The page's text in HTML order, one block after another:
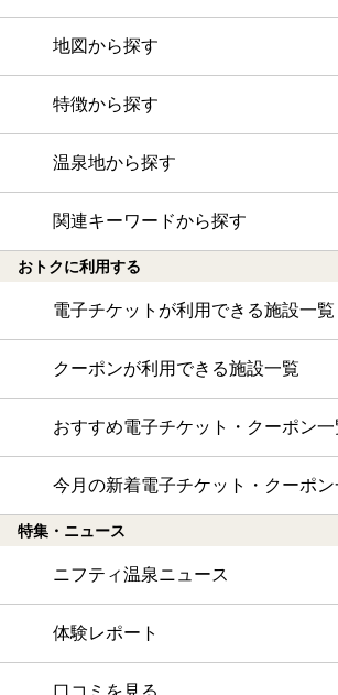
地図から探す
特徴から探す
温泉地から探す
関連キーワードから探す
おトクに利用する
電子チケットが利用できる施設一覧
クーポンが利用できる施設一覧
おすすめ電子チケット・クーポン一
今月の新着電子チケット・クーポン
特集・ニュース
ニフティ温泉ニュース
体験レポート